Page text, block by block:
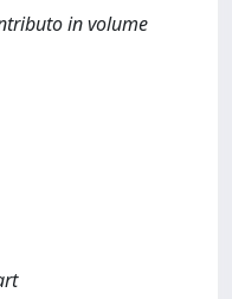
in volume